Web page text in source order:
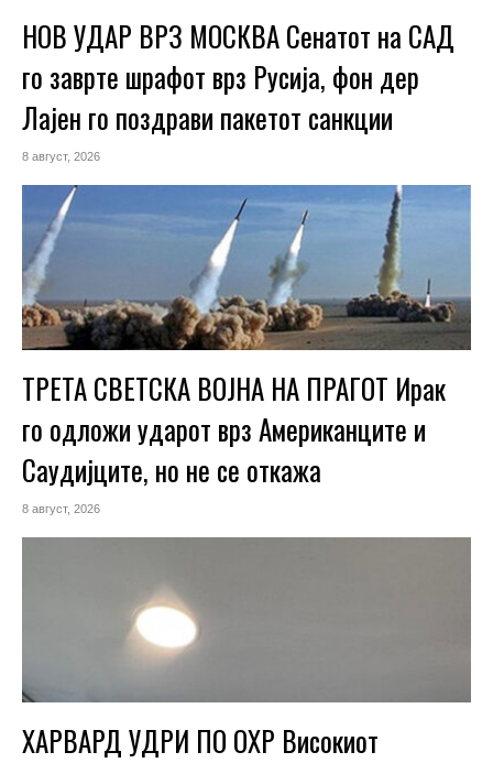
НОВ УДАР ВРЗ МОСКВА Сенатот на САД
го заврте шрафот врз Русија, фон дер
Лајен го поздрави пакетот санкции
8 август, 2026
ТРЕТА СВЕТСКА ВОЈНА НА ПРАГОТ Ирак
го одложи ударот врз Американците и
Саудијците, но не се откажа
8 август, 2026
ХАРВАРД УДРИ ПО ОХР Високиот